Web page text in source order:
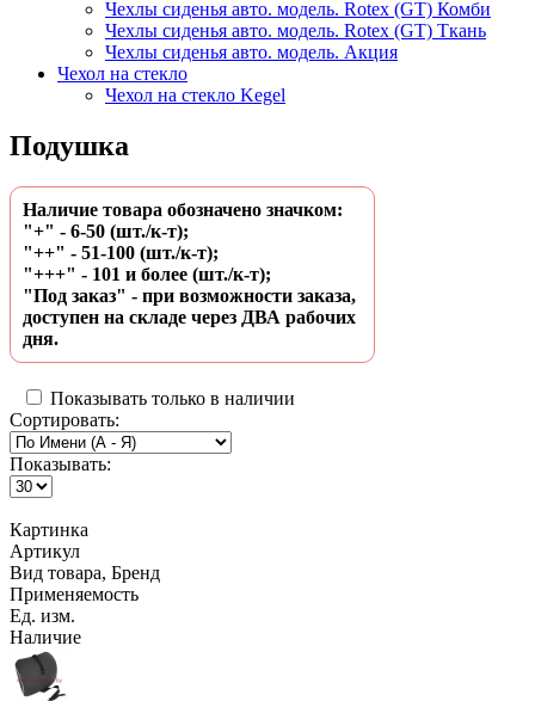
Чехлы сиденья авто. модель. Rotex (GT) Комби
Чехлы сиденья авто. модель. Rotex (GT) Ткань
Чехлы сиденья авто. модель. Акция
Чехол на стекло
Чехол на стекло Kegel
Подушка
Наличие товара обозначено значком:
"+" - 6-50 (шт./к-т);
"++" - 51-100 (шт./к-т);
"+++" - 101 и более (шт./к-т);
"Под заказ" - при возможности заказа,
доступен на складе через ДВА рабочих
дня.
Показывать только в наличии
Сортировать:
Показывать:
Картинка
Артикул
Вид товара, Бренд
Применяемость
Ед. изм.
Наличие